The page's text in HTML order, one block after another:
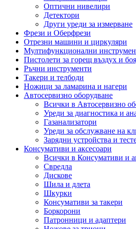
Оптични нивелири
Детектори
Други уреди за измерване
Фрези и Оберфрези
Отрезни машини и циркуляри
Мултифункционални
Пистолети за горещ въздух и
Ръчни инструменти
Такери и телбоди
Ножици за ламарина и нагери
Автосервизно оборудване
Всички в Автосервизно
Уреди за диагностика и
Газанализатори
Уреди за обслужване на
Зарядни устройства и
Консумативи и аксесоари
Всички в Консумативи и
Свредла
Дискове
Шила и длета
Шкурки
Консумативи за такери
Боркорони
Патронници и адаптери